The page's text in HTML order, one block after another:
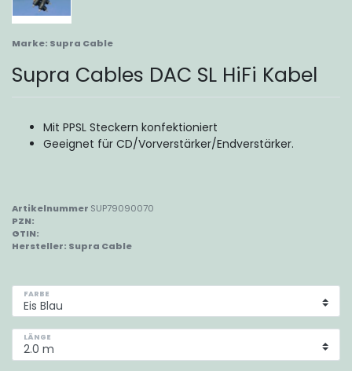
Marke: Supra Cable
Supra Cables DAC SL HiFi Kabel
Mit PPSL Steckern konfektioniert
Geeignet für CD/Vorverstärker/Endverstärker.
Artikelnummer SUP79090070
PZN:
GTIN:
Hersteller: Supra Cable
FARBE
LÄNGE